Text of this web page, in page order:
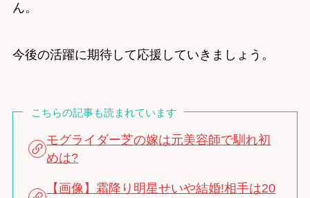
ん。
今後の活躍に期待して応援していきましょう。
こちらの記事も読まれています
モグライダー芝の嫁は元美容師で馴れ初
めは?
【画像】霜降り明星せいや結婚!相手は20